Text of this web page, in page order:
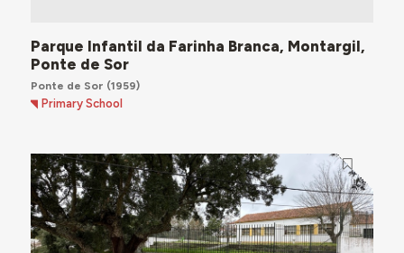
Parque Infantil da Farinha Branca, Montargil,
Ponte de Sor
Ponte de Sor (1959)
Primary School